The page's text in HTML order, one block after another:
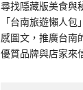
尋找隱藏版美食與
「台南旅遊懶人
感圖文，推廣台南
優質品牌與店家來